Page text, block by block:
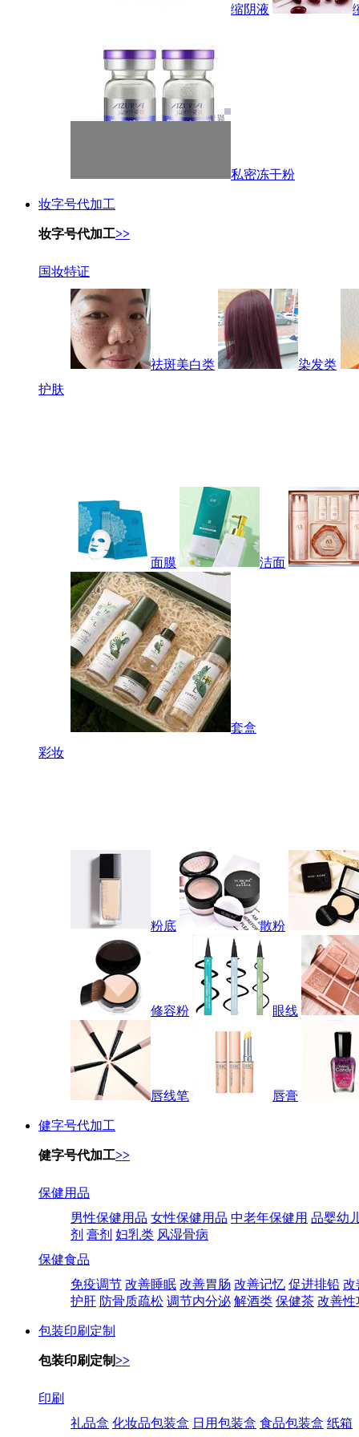
缩阴液
私密冻干粉
妆字号代加工
妆字号代加工>>
国妆特证
祛斑美白类
染发类
护肤
面膜 洁面
套盒
彩妆
粉底 散粉
修容粉 眼线
唇线笔 唇膏
健字号代加工
健字号代加工>>
保健用品
男性保健用品 女性保健用品 中老年保健用 品婴幼
剂 膏剂 妇乳类 风湿骨病
保健食品
免疫调节 改善睡眠 改善胃肠 改善记忆 促进排铅 改
护肝 防骨质疏松 调节内分泌 解酒类 保健茶 改善性
包装印刷定制
包装印刷定制>>
印刷
礼品盒 化妆品包装盒 日用包装盒 食品包装盒 纸箱